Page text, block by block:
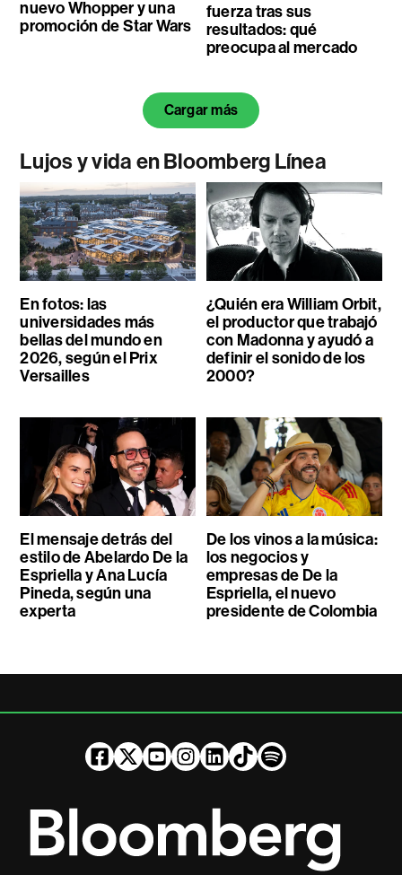
nuevo Whopper y una
promoción de Star Wars
fuerza tras sus
resultados: qué
preocupa al mercado
Cargar más
Lujos y vida en Bloomberg Línea
En fotos: las
universidades más
bellas del mundo en
2026, según el Prix
Versailles
¿Quién era William Orbit,
el productor que trabajó
con Madonna y ayudó a
definir el sonido de los
2000?
El mensaje detrás del
estilo de Abelardo De la
Espriella y Ana Lucía
Pineda, según una
experta
De los vinos a la música:
los negocios y
empresas de De la
Espriella, el nuevo
presidente de Colombia